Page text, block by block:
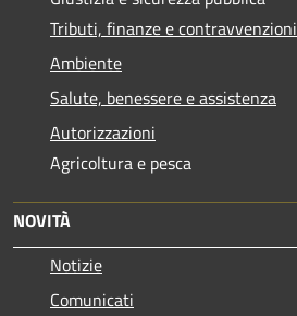
Tributi, finanze e contravvenzioni
Ambiente
Salute, benessere e assistenza
Autorizzazioni
Agricoltura e pesca
NOVITÀ
Notizie
Comunicati